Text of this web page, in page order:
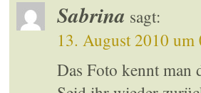
Sabrina sagt:
13. August 2010
Das Foto kennt